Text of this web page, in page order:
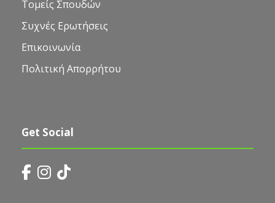
Τομείς Σπουδών
Συχνές Ερωτήσεις
Επικοινωνία
Πολιτική Απορρήτου
Get Social